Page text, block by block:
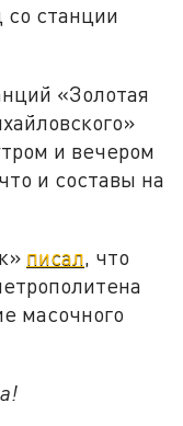
станции
«Золотая
и вечером
и составы на
писал, что
масочного